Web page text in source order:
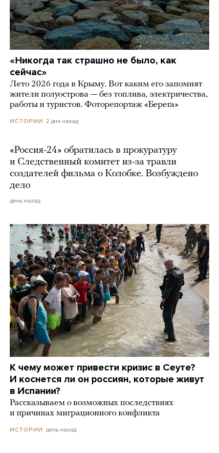
«Никогда так страшно не было, как
сейчас»
Лето 2026 года в Крыму. Вот каким его запомнят
жители полуострова — без топлива, электричества,
работы и туристов. Фоторепортаж «Берега»
ИСТОРИИ 2 дня назад
«Россия-24» обратилась в прокуратуру
и Следственный комитет из-за травли
создателей фильма о Колобке. Возбуждено
дело
день назад
К чему может привести кризис в Сеуте?
И коснется ли он россиян, которые живут
в Испании?
Рассказываем о возможных последствиях
и причинах миграционного конфликта
ИСТОРИИ день назад